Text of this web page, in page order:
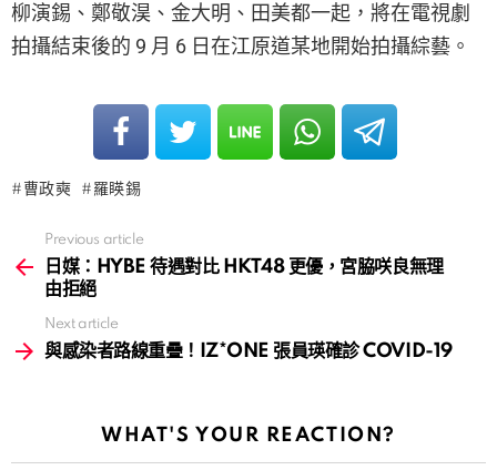
柳演錫、鄭敬淏、金大明、田美都一起，將在電視劇
拍攝結束後的 9 月 6 日在江原道某地開始拍攝綜藝。
曹政奭 羅䁐錫
more
Previous article
日媒：HYBE 待遇對比 HKT48 更優，宮脇咲良無理
由拒絕
Next article
與感染者路線重疊！IZ*ONE 張員瑛確診 COVID-19
WHAT'S YOUR REACTION?